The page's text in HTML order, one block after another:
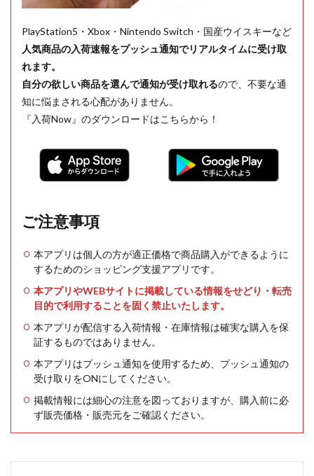
PlayStation5・Xbox・Nintendo Switch・国産ウイスキーなど
人気商品の入荷速報をプッシュ通知でリアルタイムに受け取
れます。
自分の欲しい商品を選んで通知が受け取れるので、不要な通
知に悩まされる心配がありません。
『入荷Now』のダウンロードはこちらから！
ご注意事項
本アプリは個人の方が適正価格で商品購入ができるように
するためのショッピング支援アプリです。
本アプリやWEBサイトに掲載している情報をせどり・転売
目的で利用することを固く禁止いたします。
本アプリが配信する入荷情報・在庫情報は確実な購入を保
証するものではありません。
本アプリはプッシュ通知を使用するため、プッシュ通知の
受け取りをONにしてください。
掲載情報には細心の注意を図っておりますが、購入前に必
ず販売価格・販売元をご確認ください。